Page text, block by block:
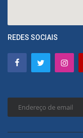
REDES SOCIAIS